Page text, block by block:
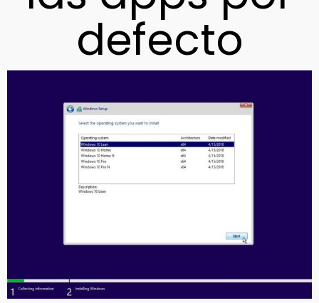
defecto